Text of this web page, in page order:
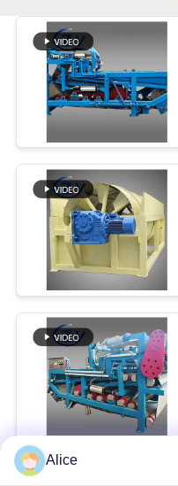
সাইট
ম্যাপ
PRIVACY
POLICY
Alice